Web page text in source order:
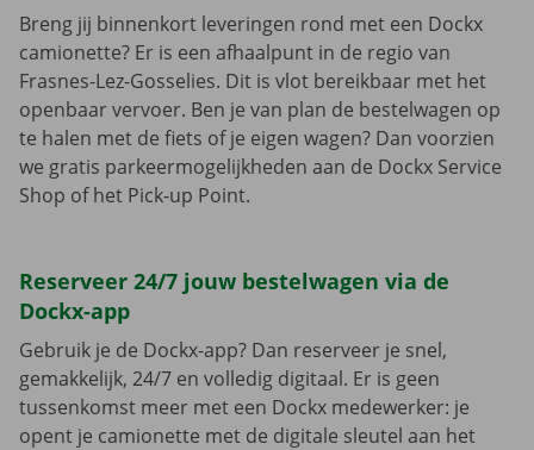
Breng jij binnenkort leveringen rond met een Dockx
camionette? Er is een afhaalpunt in de regio van
Frasnes-Lez-Gosselies. Dit is vlot bereikbaar met het
openbaar vervoer. Ben je van plan de bestelwagen op
te halen met de fiets of je eigen wagen? Dan voorzien
we gratis parkeermogelijkheden aan de Dockx Service
Shop of het Pick-up Point.
Reserveer 24/7 jouw bestelwagen via de
Dockx-app
Gebruik je de Dockx-app? Dan reserveer je snel,
gemakkelijk, 24/7 en volledig digitaal. Er is geen
tussenkomst meer met een Dockx medewerker: je
opent je camionette met de digitale sleutel aan het